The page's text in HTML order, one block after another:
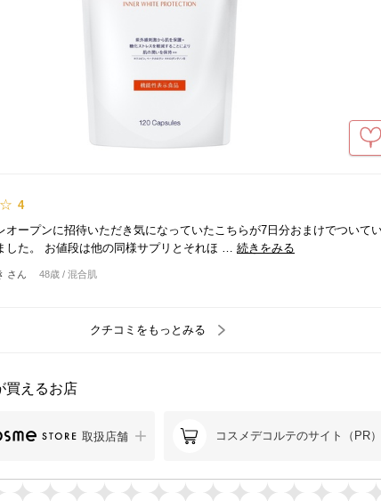
4
オープンに招待いただき気になっていたこちらが7日分おまけでついて
した。 お値段は他の同様サプリとそれほ … 続きをみる
さん 48歳 / 混合肌
クチコミをもっとみる
買えるお店
取扱店舗 コスメデコルテのサイト（PR）